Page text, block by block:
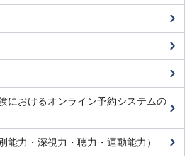
におけるオンライン予約システムの
能力・深視力・聴力・運動能力）